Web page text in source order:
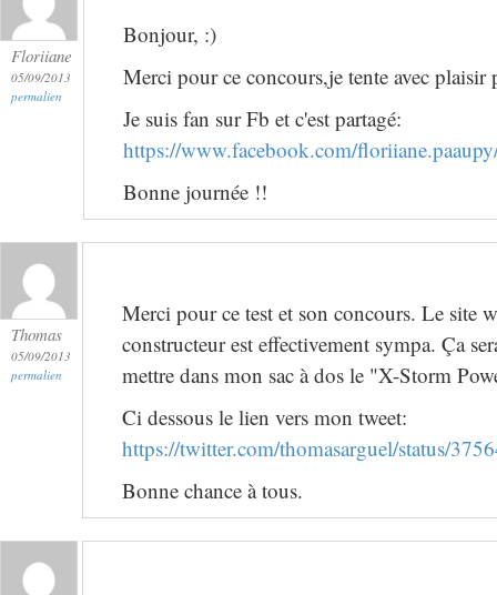
Floriiane
05/09/2013
permalien
Bonjour, :)
Merci pour ce concours,je tente avec
Je suis fan sur Fb et c'est partagé:
https://www.facebook.com/
Bonne journée !!
Thomas
05/09/2013
permalien
Merci pour ce test et son concours. Le site
constructeur est effectivement sympa. Ça
mettre dans mon sac à dos le "X-Storm
Ci dessous le lien vers mon tweet:
https://twitter.com/thomasarguel/status/
Bonne chance à tous.